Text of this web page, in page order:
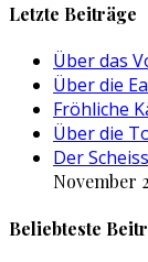
Letzte Beiträge
Über das
Über die
Fröhliche
Über die
Der
November
Beliebteste